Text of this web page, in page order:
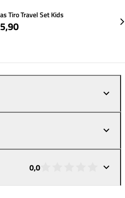
Tiro Travel Set Kids
0,0